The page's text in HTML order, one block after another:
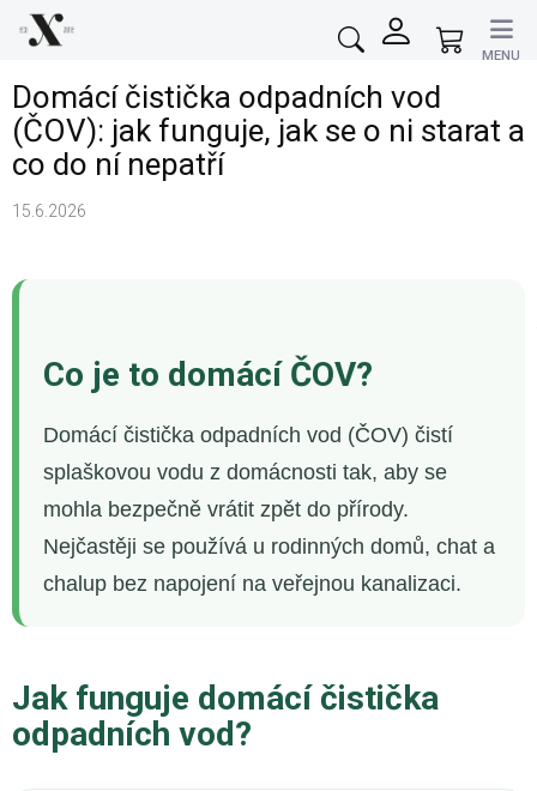
Přejít
Nákupní
košík
Domácí čistička odpadních vod
(ČOV): jak funguje, jak se o ni starat a
co do ní nepatří
15.6.2026
Co je to domácí ČOV?
Domácí čistička odpadních vod (ČOV) čistí
splaškovou vodu z domácnosti tak, aby se
mohla bezpečně vrátit zpět do přírody.
Nejčastěji se používá u rodinných domů, chat a
chalup bez napojení na veřejnou kanalizaci.
Jak funguje domácí čistička
odpadních vod?